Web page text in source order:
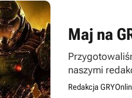
Maj na
naszymi
nikogo nie
Redakcja